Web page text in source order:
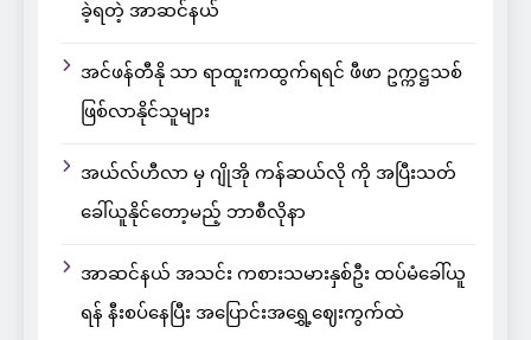
ခဲ့ရတဲ့ အာဆင်နယ်
အင်ဖန်တီနို သာ ရာထူးကထွက်ရရင် ဖီဖာ ဥက္ကဋ္ဌသစ်
ဖြစ်လာနိုင်သူများ
အယ်လ်ဟီလာ မှ ဂျိုအို ကန်ဆယ်လို ကို အပြီးသတ်
ခေါ်ယူနိုင်တော့မည့် ဘာစီလိုနာ
အာဆင်နယ် အသင်း ကစားသမားနှစ်ဦး ထပ်မံခေါ်ယူ
ရန် နီးစပ်နေပြီး အပြောင်းအရွှေ့ဈေးကွက်ထဲ